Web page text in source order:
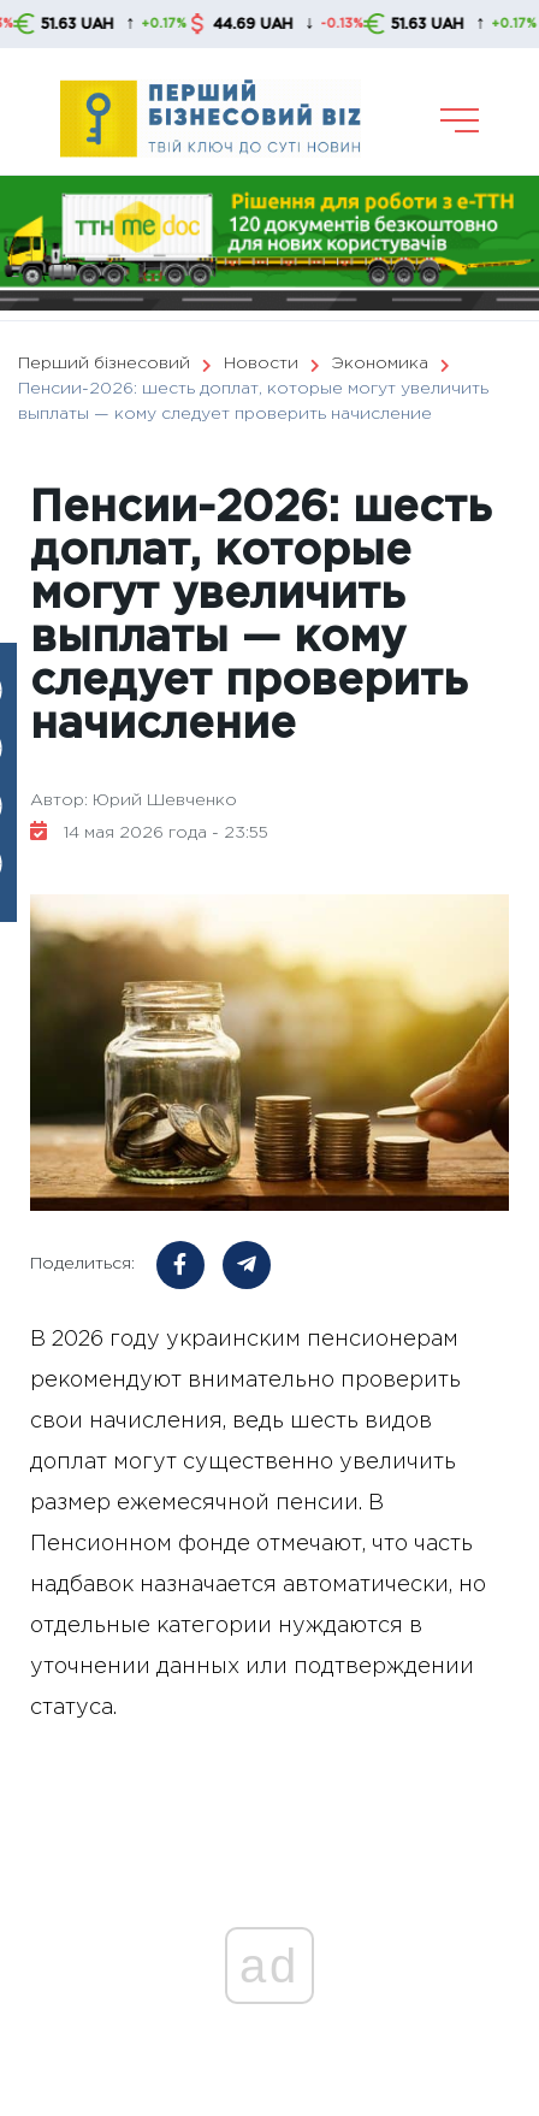
Skip
UAH ↑ +0.17% 44.69 UAH ↓ -0.13% 51.63 UAH ↑ +0.17%
Перший бізнесовий Новости
Экономика
Пенсии-2026: шесть доплат, которые могут увеличить
выплаты — кому следует проверить начисление
Пенсии-2026: шесть
доплат, которые
могут увеличить
выплаты — кому
следует проверить
начисление
Автор: Юрий Шевченко
14 мая 2026 года - 23:55
Поделиться:
В 2026 году украинским пенсионерам
рекомендуют внимательно проверить
свои начисления, ведь шесть видов
доплат могут существенно увеличить
размер ежемесячной пенсии. В
Пенсионном фонде отмечают, что часть
надбавок назначается автоматически, но
отдельные категории нуждаются в
уточнении данных или подтверждении
статуса.
ad